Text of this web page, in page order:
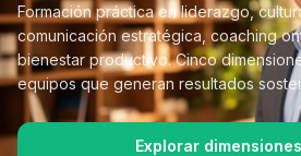
Formación práctica en liderazgo,
comunicación estratégica, coaching
bienestar productivo. Cinco
equipos que generan resultados
Explorar dimensiones